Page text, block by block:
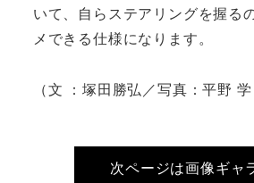
いて、自らステアリングを握る
メできる仕様になります。
（文 ：塚田勝弘／写真：平野 学
次ページは画像ギャ